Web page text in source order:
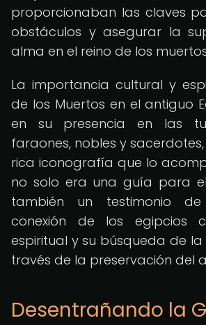
proporcionaban las claves
obstáculos y asegurar la
alma en el reino de los
La importancia cultural y
de los Muertos en el antiguo
en su presencia en las
faraones, nobles y
rica iconografía que lo
no solo era una guía para
también un testimonio
conexión de los egipcios
espiritual y su búsqueda de
través de la preservación del
Desentrañando la